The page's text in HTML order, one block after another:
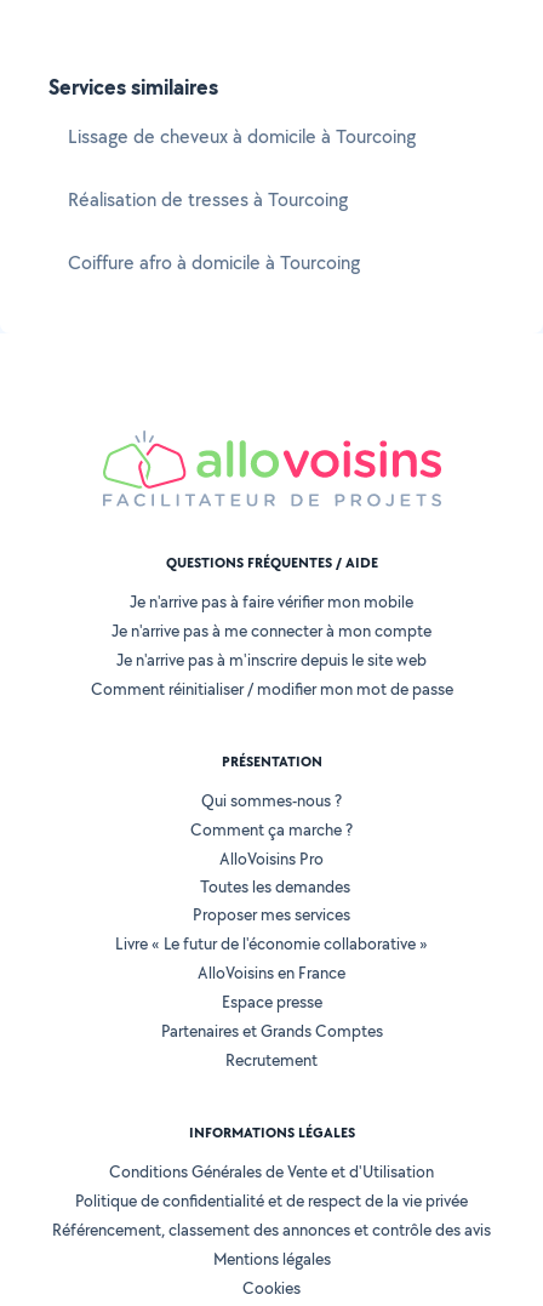
Services similaires
Lissage de cheveux à domicile à Tourcoing
Réalisation de tresses à Tourcoing
Coiffure afro à domicile à Tourcoing
QUESTIONS FRÉQUENTES / AIDE
Je n'arrive pas à faire vérifier mon mobile
Je n'arrive pas à me connecter à mon compte
Je n'arrive pas à m'inscrire depuis le site web
Comment réinitialiser / modifier mon mot de passe
PRÉSENTATION
Qui sommes-nous ?
Comment ça marche ?
AlloVoisins Pro
Toutes les demandes
Proposer mes services
Livre « Le futur de l'économie collaborative »
AlloVoisins en France
Espace presse
Partenaires et Grands Comptes
Recrutement
INFORMATIONS LÉGALES
Conditions Générales de Vente et d'Utilisation
Politique de confidentialité et de respect de la vie privée
Référencement, classement des annonces et contrôle des avis
Mentions légales
Cookies